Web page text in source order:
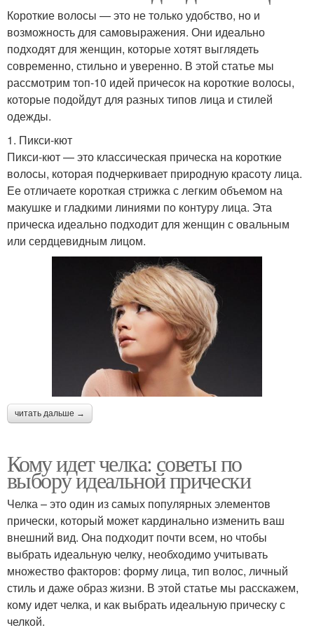
Короткие волосы — это не только удобство, но и
возможность для самовыражения. Они идеально
подходят для женщин, которые хотят выглядеть
современно, стильно и уверенно. В этой статье мы
рассмотрим топ-10 идей причесок на короткие волосы,
которые подойдут для разных типов лица и стилей
одежды.
1. Пикси-кют
Пикси-кют — это классическая прическа на короткие
волосы, которая подчеркивает природную красоту лица.
Ее отличаете короткая стрижка с легким объемом на
макушке и гладкими линиями по контуру лица. Эта
прическа идеально подходит для женщин с овальным
или сердцевидным лицом.
читать дальше →
Кому идет челка: советы по
выбору идеальной прически
Челка – это один из самых популярных элементов
прически, который может кардинально изменить ваш
внешний вид. Она подходит почти всем, но чтобы
выбрать идеальную челку, необходимо учитывать
множество факторов: форму лица, тип волос, личный
стиль и даже образ жизни. В этой статье мы расскажем,
кому идет челка, и как выбрать идеальную прическу с
челкой.